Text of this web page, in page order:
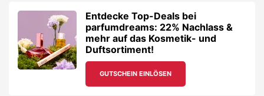
Entdecke Top-Deals bei
parfumdreams: 22% Nachlass &
mehr auf das Kosmetik- und
Duftsortiment!
GUTSCHEIN EINLÖSEN